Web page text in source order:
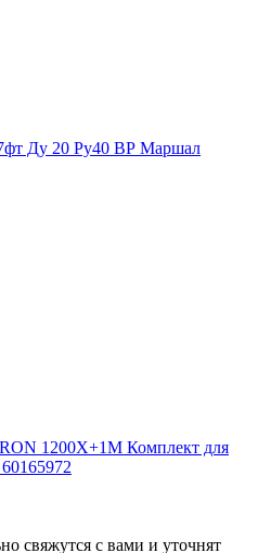
Ду 20 Ру40 ВР Маршал
1200X+1M Комплект для
свяжутся с вами и уточнят